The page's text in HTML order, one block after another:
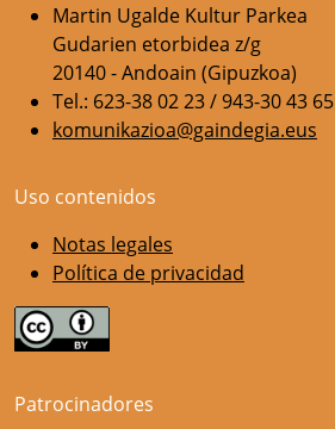
Martin Ugalde Kultur Parkea
Gudarien etorbidea z/g
20140 - Andoain (Gipuzkoa)
Tel.: 623-38 02 23 / 943-30 43 65
komunikazioa@gaindegia.eus
Uso contenidos
Notas legales
Política de privacidad
Patrocinadores